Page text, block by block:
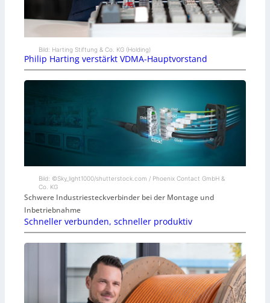
Bild: Harting Stiftung & Co. KG (Holding)
Philip Harting verstärkt VDMA-Hauptvorstand
Bild: ©Sky_light1000/shutterstock.com / Phoenix Contact GmbH &
Co. KG
Schwere Industriesteckverbinder bei der Montage und
Inbetriebnahme
Schneller verbunden, schneller produktiv